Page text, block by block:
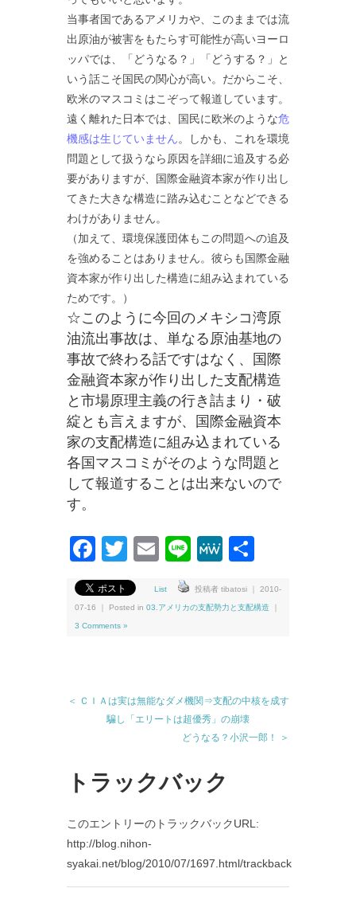
当事者国であるアメリカや、このままでは流
出原油が被害をもたらす可能性が高いヨーロ
ッパでは、「どうなる？」「どうする？」と
いう話こそ国民の関心が高い。だからこそ、
欧米のマスコミはこぞって報道しています。
遠く離れた日本では、国民に欧米のような危
機感は生じていません。しかも、これを環境
問題として扱うなら原因を詳細に追及する必
要がありますが、国際金融資本家が作り出し
てきた大きな構造に踏み込むことなどできる
わけがありません。
（加えて、環境保護団体もこの問題への追及
を強めることはありません。彼らも国際金融
資本家が作り出した構造に組み込まれている
ためです。）
☆このように今回のメキシコ湾原
油流出事故は、単なる原油基地の
事故で終わる話ですはなく、国際
金融資本家が作り出した支配構造
と市場原理主義の行き詰まり・破
綻とも言えますが、国際金融資本
家の支配構造に組み込まれている
各国マスコミがそのような問題と
して報道することは出来ないので
す。
Facebook
Twitter
EmailLineMeWe
List 投稿者 tibatosi ｜ 2010-
07-16 ｜ Posted in 03.アメリカの支配勢力と支配構造
3 Comments »
＜ ＣＩＡは実は無能なダメ機関⇒支配の中核を成す
騙し「エリートは超優秀」の崩壊
どうなる？小沢一郎！ ＞
トラックバック
このエントリーのトラックバックURL:
http://blog.nihon-
syakai.net/blog/2010/07/1697.html/trackback